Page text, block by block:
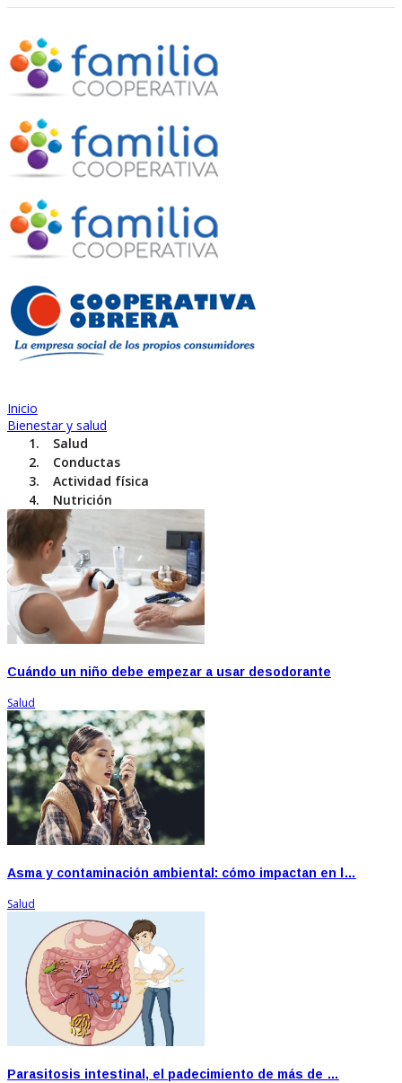
Inicio
Bienestar y salud
Salud
Conductas
Actividad física
Nutrición
Cuándo un niño debe empezar a usar desodorante
Salud
Asma y contaminación ambiental: cómo impactan en l…
Salud
Parasitosis intestinal, el padecimiento de más de …